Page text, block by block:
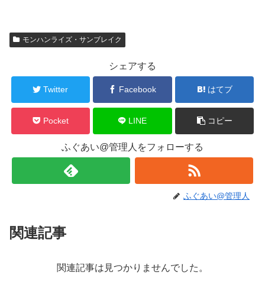
モンハンライズ・サンブレイク
シェアする
Twitter Facebook はてブ
Pocket LINE コピー
ふぐあい@管理人をフォローする
ふぐあい@管理人
関連記事
関連記事は見つかりませんでした。